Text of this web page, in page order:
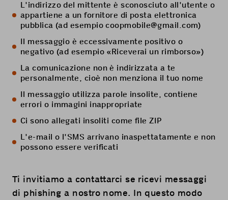
L'indirizzo del mittente è sconosciuto all'utente o
appartiene a un fornitore di posta elettronica
pubblica (ad esempiocoopmobile@gmail.com)
Il messaggio è eccessivamente positivo o
negativo (ad esempio «Riceverai un rimborso»)
La comunicazione non è indirizzata a te
personalmente, cioè non menziona il tuo nome
Il messaggio utilizza parole insolite, contiene
errori o immagini inappropriate
Ci sono allegati insoliti come file ZIP
L'e-mail o l'SMS arrivano inaspettatamente e non
possono essere verificati
Ti invitiamo a contattarci se ricevi messaggi
di phishing a nostro nome. In questo modo